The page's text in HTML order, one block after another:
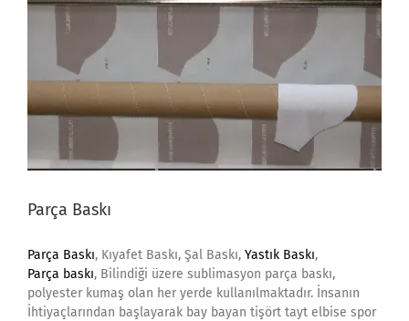
Parça Baskı
Parça Baskı, Kıyafet Baskı, Şal Baskı, Yastık Baskı,
Parça baskı, Bilindiği üzere sublimasyon parça baskı,
polyester kumaş olan her yerde kullanılmaktadır. İnsanın
İhtiyaçlarından başlayarak bay bayan tişört tayt elbise spor